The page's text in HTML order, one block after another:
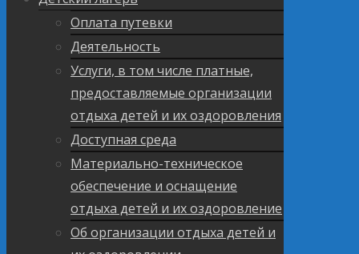
Оплата путевки
Деятельность
Услуги, в том числе платные,
предоставляемые организации
отдыха детей и их оздоровления
Доступная среда
Материально-техническое
обеспечение и оснащение
отдыха детей и их оздоровление
Об организации отдыха детей и